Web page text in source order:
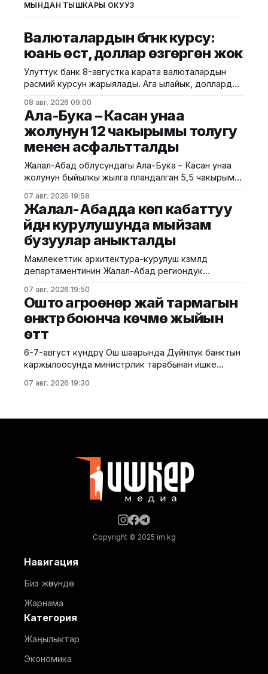
МЫНДАН ТЫШКАРЫ ОКУҢУЗ
Валюталардын бүгүнкү курсу:
юань өстү, доллар өзгөргөн жок
Улуттук банк 8-августка карата валюталардын
расмий курсун жарыялады. Ага ылайык, доллардын
калды. Евро 100,9435 сомдон 100,7730 сомго
түшүп, 0,17%га төмөндөдү. Ал эми рублдин курсу
1,0652 сом деп белгиленип, 1,36%га түштү. Теңге
болсо 0,1871 сомдон
08 авг. 2026 09:00
Ала-Бука – Касан унаа
жолунун 12 чакырымы толугу
менен асфальтталды
Жалал-Абад облусундагы Ала-Бука – Касан унаа
жолунун быйылкы жылга пландалган 5,5 чакырым
аяктады. Транспорт жана коммуникациялар
министрлигинин маалыматына ылайык, жол куруу
иштери №17 Жол эксплуатациялоо мекемеси
тарабынан белгиленген графикке ылайык,
курулуштун сапат талаптарын сактоо менен
жүргүзүлдү. Аталган жолдун жалпы 12 чакырымына
07 авг. 2026 19:58
Жалал-Абадда көп кабаттуу
үйдүн курулушунда мыйзам
бузуулар аныкталды
Мамлекеттик архитектура-курулуш көзөмөлдөө
департаментинин Жалал-Абад региондук
текшерүү жүргүздү. Бул тууралуу Курулуш
министрлигинин басма сөз кызматы билдирди.
Маалыматка ылайык, текшерүү Байзаков көчөсү, 46
дарегинде курулуп жаткан объектте өткөрүлүп,
техникалык талаптардын бузулганы аныкталды.
Белгиленгендей, курулуш иштери бекитилген
долбоордук документациядан четтөө менен
жүргүзүлгөн. Ошондой эле
07 авг. 2026 19:50
Ошто агроөнөр жай тармагын
өнүктүрүү боюнча көчмө жыйын
өттү
6-7-август күндөрү Ош шаарында Дүйнөлүк банктын
каржылоосунда министрлик тарабынан ишке
шаарынын аймактык экономикалык өнүгүүсү"
07 авг. 2026 19:30
Copyright © 2025 im.kg
Навигация
Биз жөнүндө
Жарнама
Категория
Жаңылыктар
Экономика